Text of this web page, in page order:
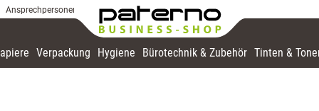
Ansprechpersonen
Verpackung Hygiene Bürotechnik & Zubehör Tinten &